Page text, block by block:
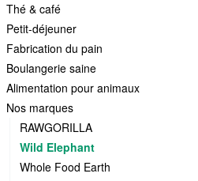
Thé & café
Petit-déjeuner
Fabrication du pain
Boulangerie saine
Alimentation pour animaux
Nos marques
RAWGORILLA
Wild Elephant
Whole Food Earth